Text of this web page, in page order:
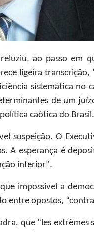
ao passo em
ligeira
sistemática
de um
caótica do Brasil.
suspeição. O
A esperança é
inferior".
impossível a
entre opostos,
que “les